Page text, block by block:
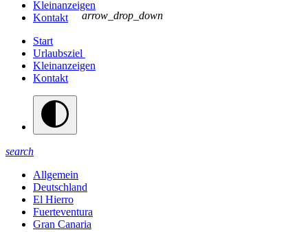
Kleinanzeigen
Kontakt
Start
Urlaubsziel
arrow_drop_down
Kleinanzeigen
Kontakt
search
Allgemein
Deutschland
El Hierro
Fuerteventura
Gran Canaria